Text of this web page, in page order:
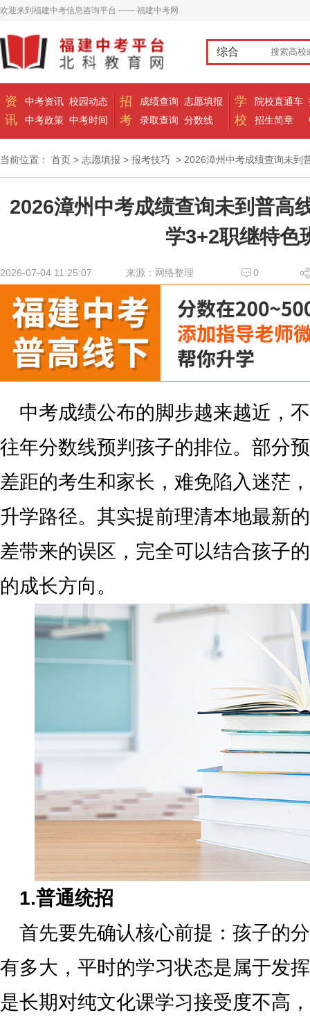
欢迎来到福建中考信息咨询平台 —— 福建中考网
综合
资
讯
中考资讯
中考政策
校园动态
中考时间
招
考
成绩查询
录取查询
志愿填报
分数线
学
校
院校直通车
招生简章
当前位置： 首页 > 志愿填报 > 报考技巧 > 2026漳州中考成绩查询未到
2026漳州中考成绩查询未到普高
学3+2职继特色
2026-07-04 11:25:07 来源：网络整理 0
中考成绩公布的脚步越来越近，
往年分数线预判孩子的排位。部分
差距的考生和家长，难免陷入迷茫
升学路径。其实提前理清本地最新
差带来的误区，完全可以结合孩子
的成长方向。
1.普通统招
首先要先确认核心前提：孩子的
有多大，平时的学习状态是属于发
是长期对纯文化课学习接受度不高